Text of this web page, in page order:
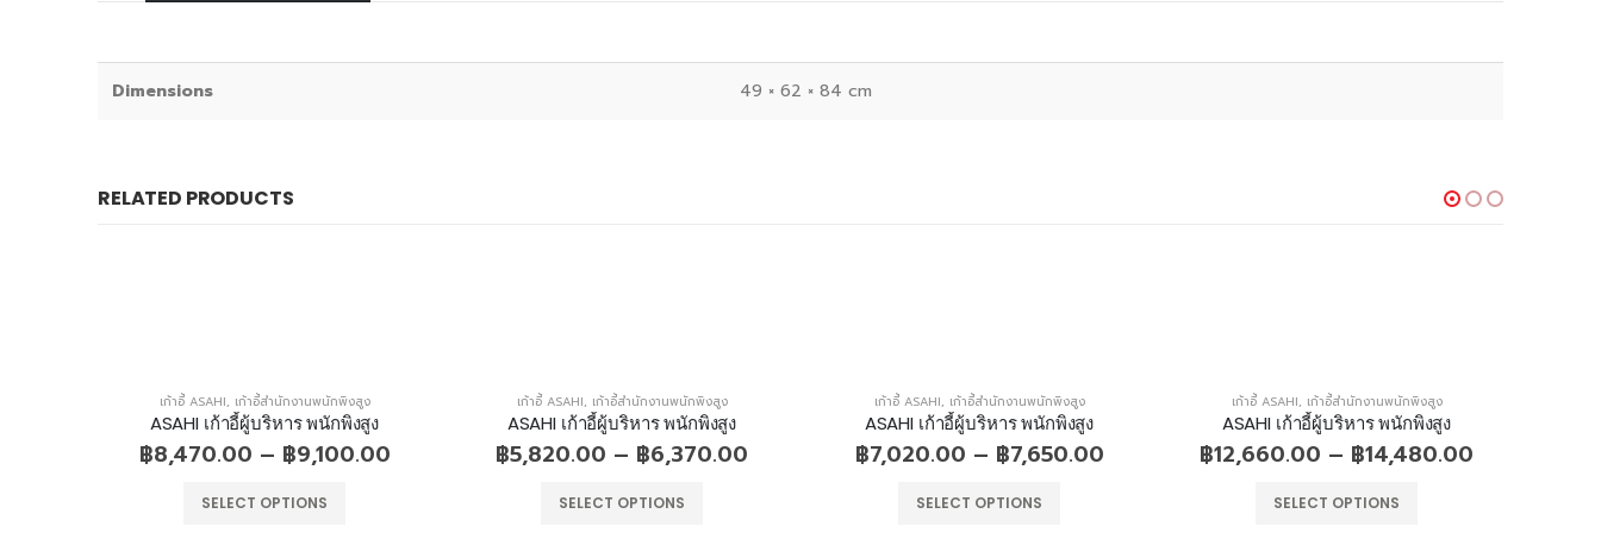
Dimensions 49 × 62 × 84 cm
RELATED PRODUCTS
เก้าอี้ ASAHI, เก้าอี้สำนักงานพนักพิงสูง
ASAHI เก้าอี้ผู้บริหาร พนักพิงสูง
฿8,470.00 – ฿9,100.00
SELECT OPTIONS
เก้าอี้ ASAHI, เก้าอี้สำนักงานพนักพิงสูง
ASAHI เก้าอี้ผู้บริหาร พนักพิงสูง
฿5,820.00 – ฿6,370.00
SELECT OPTIONS
เก้าอี้ ASAHI, เก้าอี้สำนักงานพนักพิงสูง
ASAHI เก้าอี้ผู้บริหาร พนักพิงสูง
฿7,020.00 – ฿7,650.00
SELECT OPTIONS
เก้าอี้ ASAHI, เก้าอี้สำนักงานพนักพิงสูง
ASAHI เก้าอี้ผู้บริหาร พนักพิงสูง
฿12,660.00 – ฿14,480.00
SELECT OPTIONS